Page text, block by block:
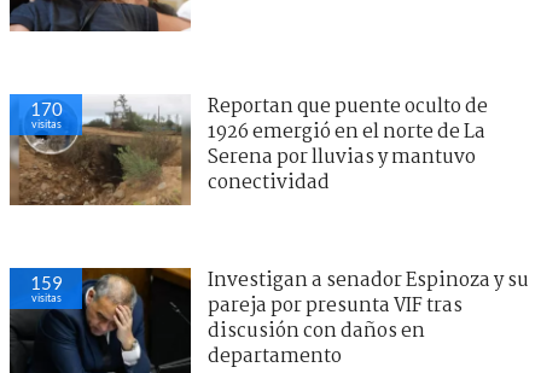
170
visitas
Reportan que puente oculto de
1926 emergió en el norte de La
Serena por lluvias y mantuvo
conectividad
159
visitas
Investigan a senador Espinoza y su
pareja por presunta VIF tras
discusión con daños en
departamento